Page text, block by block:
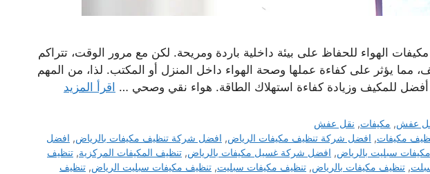
الهواء للحفاظ على بيئة داخلية باردة ومريحة. لكن مع مرور الوقت، تتراكم
مما يؤثر على كفاءة عملها وصحة الهواء داخل المنزل أو المكتب. لذا، من المهم
للمكيف وزيادة كفاءة استهلاك الطاقة. هواء نقي وصحي … اقرأ المزيد
عفش, مكيفات, نقل عفش
مكيفات, افضل شركة تنظيف مكيفات الرياض, افضل شركة تنظيف مكيفات بالرياض, افضل
سبليت بالرياض, افضل شركة غسيل مكيفات بالرياض, تنظيف المكيفات المركزية, تنظيف
, تنظيف مكيفات بالرياض, تنظيف مكيفات سبليت, تنظيف مكيفات سبليت الرياض, تنظيف